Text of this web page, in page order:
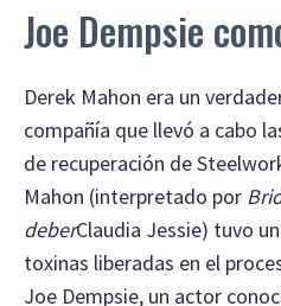
Joe Dempsie
Derek Mahon era un
compañía que llevó a cabo
de recuperación de
Mahon (interpretado por
deberClaudia Jessie) tuvo
toxinas liberadas en el
Joe Dempsie, un actor